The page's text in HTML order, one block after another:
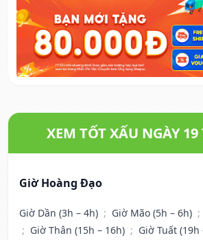
XEM TỐT XẤU NGÀY
Giờ Hoàng Đạo
Giờ Dần (3h – 4h) ; Giờ Mão (5h – 6h) ;
; Giờ Thân (15h – 16h) ; Giờ Tuất (19h